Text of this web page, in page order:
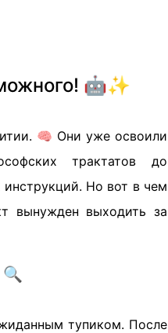
🤖✨
🧠 Они уже освоили
трактатов до
инструкций. Но вот в чем
вынужден выходить за
🔍
тупиком. После